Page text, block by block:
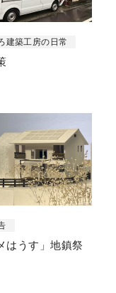
建築工房の日常
はうす」地鎮祭